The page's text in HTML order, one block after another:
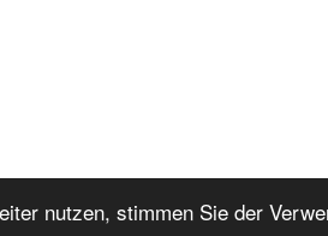
Stolz präsentiert von WordPress
nutzen, stimmen Sie der